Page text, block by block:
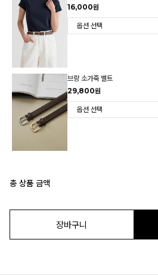
16,000원
브랑 소가죽 벨트
29,800원
총 상품 금액
장바구니